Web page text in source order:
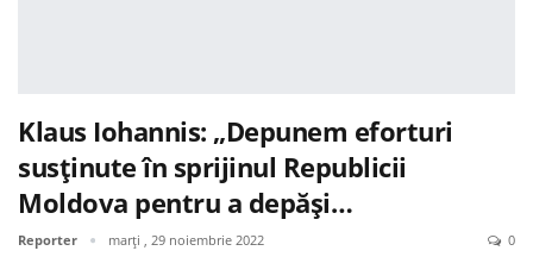
Klaus Iohannis: „Depunem eforturi
susținute în sprijinul Republicii
Moldova pentru a depăși…
Reporter marți , 29 noiembrie 2022 0